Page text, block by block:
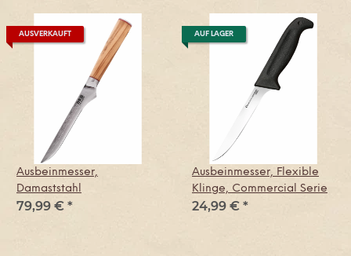
AUSVERKAUFT
Ausbeinmesser,
Damaststahl
79,99 € *
AUF LAGER
Ausbeinmesser, Flexible
Klinge, Commercial Serie
24,99 € *